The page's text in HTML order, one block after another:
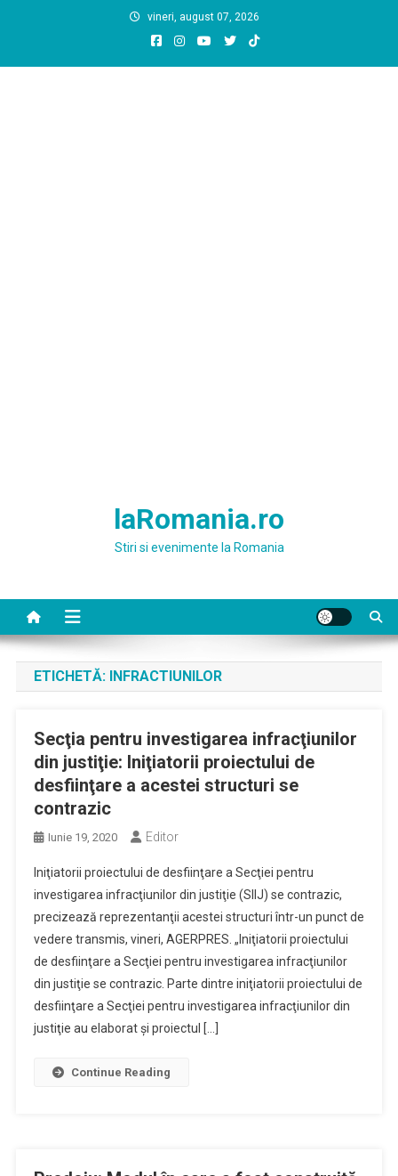
vineri, august 07, 2026
laRomania.ro
Stiri si evenimente la Romania
ETICHETĂ: INFRACTIUNILOR
Secţia pentru investigarea infracţiunilor
din justiţie: Iniţiatorii proiectului de
desfiinţare a acestei structuri se
contrazic
Iunie 19, 2020 Editor
Iniţiatorii proiectului de desfiinţare a Secţiei pentru
investigarea infracţiunilor din justiţie (SIIJ) se contrazic,
precizează reprezentanţii acestei structuri într-un punct de
vedere transmis, vineri, AGERPRES. „Iniţiatorii proiectului
de desfiinţare a Secţiei pentru investigarea infracţiunilor
din justiţie se contrazic. Parte dintre iniţiatorii proiectului de
desfiinţare a Secţiei pentru investigarea infracţiunilor din
justiţie au elaborat şi proiectul […]
Continue Reading